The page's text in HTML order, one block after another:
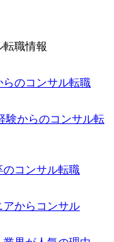
ーム経験者の方を
い。 当日はXspear
門ヒルズ付近 ※詳
転職情報
らのコンサル転職
験からのコンサル転
のコンサル転職
アからコンサル